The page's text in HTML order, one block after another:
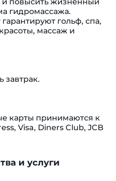
гидромассажа.
гольф, спа,
массаж и
завтрак.
карты принимаются к
Visa, Diners Club, JCB
и услуги